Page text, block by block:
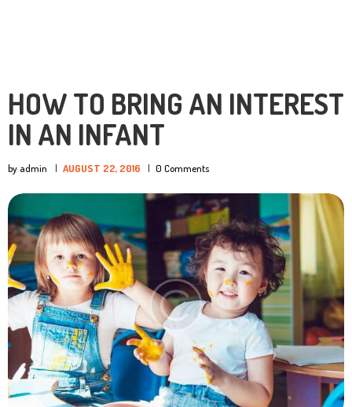
HOW TO BRING AN INTEREST
IN AN INFANT
by admin AUGUST 22, 2016 0 Comments